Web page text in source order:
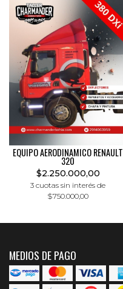
EQUIPO AERODINAMICO RENAULT
320
$2.250.000,00
3 cuotas sin interés de
$750.000,00
MEDIOS DE PAGO